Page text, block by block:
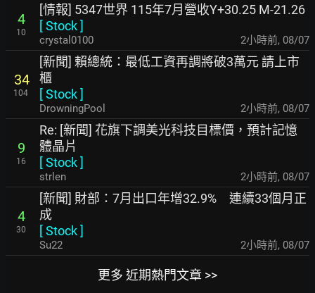
4
10
[情報] 5347世界 115年7月營收Y+30.25 M-21.26
[Stock]
crystal0100 2小時前, 08/07
34
104
[新聞] 賴總統：最低工資再調將破3萬元 請上市
櫃
[Stock]
DrowningPool 2小時前, 08/07
9
16
Re: [新聞] 花旗下調美光科技目標價，預計記憶
體晶片
[Stock]
strlen 2小時前, 08/07
4
30
[新聞] 財部：7月出口年增32.9% 連續33個月正
成
[Stock]
Su22 2小時前, 08/07
更多 近期熱門文章 >>